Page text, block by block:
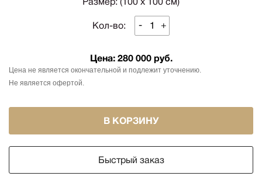
Кол-во: - +
Цена: 280 000 руб.
Цена не является окончательной и подлежит уточнению.
Не является офертой.
В КОРЗИНУ
Быстрый заказ